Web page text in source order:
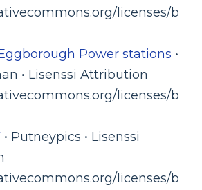
licenses/b
Power stations •
• Lisenssi Attribution
licenses/b
• Putneypics • Lisenssi
licenses/b